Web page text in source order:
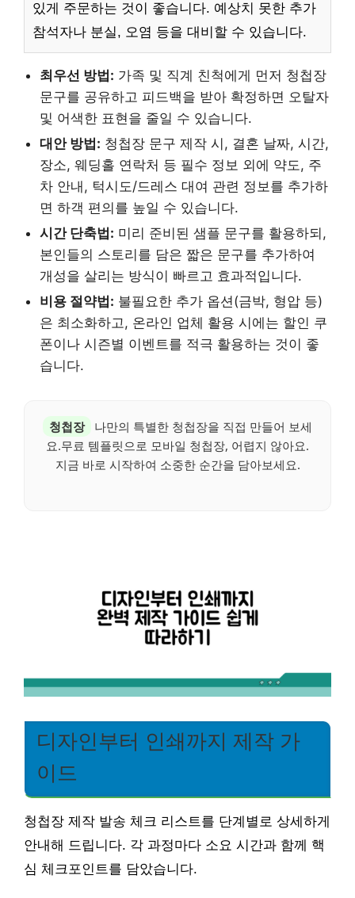
있게 주문하는 것이 좋습니다. 예상치 못한 추가
참석자나 분실, 오염 등을 대비할 수 있습니다.
최우선 방법: 가족 및 직계 친척에게 먼저 청첩장
문구를 공유하고 피드백을 받아 확정하면 오탈자
및 어색한 표현을 줄일 수 있습니다.
대안 방법: 청첩장 문구 제작 시, 결혼 날짜, 시간,
장소, 웨딩홀 연락처 등 필수 정보 외에 약도, 주
차 안내, 턱시도/드레스 대여 관련 정보를 추가하
면 하객 편의를 높일 수 있습니다.
시간 단축법: 미리 준비된 샘플 문구를 활용하되,
본인들의 스토리를 담은 짧은 문구를 추가하여
개성을 살리는 방식이 빠르고 효과적입니다.
비용 절약법: 불필요한 추가 옵션(금박, 형압 등)
은 최소화하고, 온라인 업체 활용 시에는 할인 쿠
폰이나 시즌별 이벤트를 적극 활용하는 것이 좋
습니다.
청첩장
나만의 특별한 청첩장을 직접 만들어 보세
요.무료 템플릿으로 모바일 청첩장, 어렵지 않아요.
지금 바로 시작하여 소중한 순간을 담아보세요.
디자인부터 인쇄까지 제작 가
이드
청첩장 제작 발송 체크 리스트를 단계별로 상세하게
안내해 드립니다. 각 과정마다 소요 시간과 함께 핵
심 체크포인트를 담았습니다.